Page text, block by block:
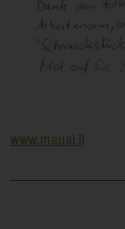
www.mausi.li